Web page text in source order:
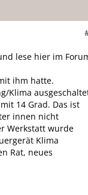
lese hier im
ihm hatte.
Klima
14 Grad. Das ist
innen nicht
Werkstatt wurde
Klima
Rat, neues